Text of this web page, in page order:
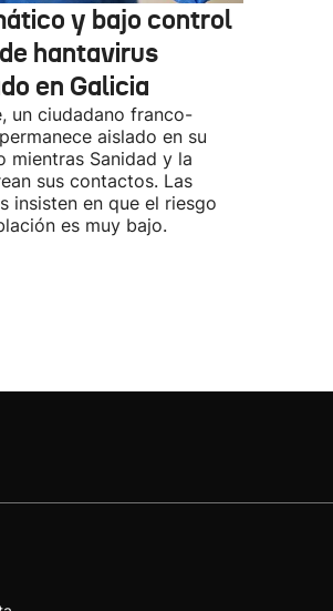
y bajo control
hantavirus
en Galicia
un ciudadano franco-
aislado en su
mientras Sanidad y la
sus contactos. Las
insisten en que el riesgo
es muy bajo.